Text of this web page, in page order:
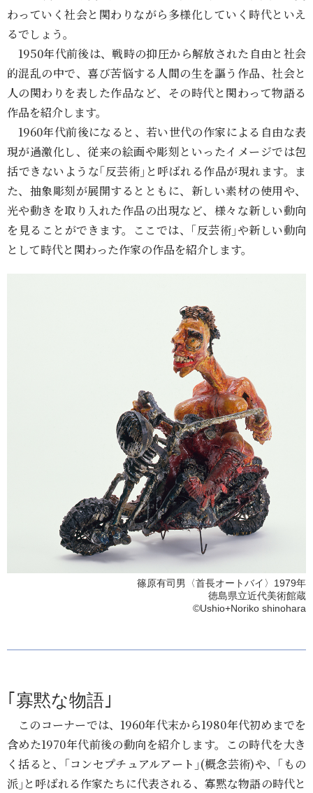
わっていく社会と関わりながら多様化していく時代といえ
るでしょう。
1950年代前後は、戦時の抑圧から解放された自由と社会
的混乱の中で、喜び苦悩する人間の生を謳う作品、社会と
人の関わりを表した作品など、その時代と関わって物語る
作品を紹介します。
1960年代前後になると、若い世代の作家による自由な表
現が過激化し、従来の絵画や彫刻といったイメージでは包
括できないような｢反芸術｣と呼ばれる作品が現れます。ま
た、抽象彫刻が展開するとともに、新しい素材の使用や、
光や動きを取り入れた作品の出現など、様々な新しい動向
を見ることができます。ここでは、｢反芸術｣や新しい動向
として時代と関わった作家の作品を紹介します。
篠原有司男〈首長オートバイ〉1979年
徳島県立近代美術館蔵
©Ushio+Noriko shinohara
｢寡黙な物語｣
このコーナーでは、1960年代末から1980年代初めまでを
含めた1970年代前後の動向を紹介します。この時代を大き
く括ると、｢コンセプチュアルアート｣(概念芸術)や、｢もの
派｣と呼ばれる作家たちに代表される、寡黙な物語の時代と